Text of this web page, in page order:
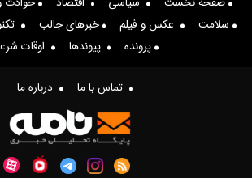
سلامت
عکس و فیلم خبرهای جالب
پرونده
پیوندها اوقات
تماس با ما درباره ما